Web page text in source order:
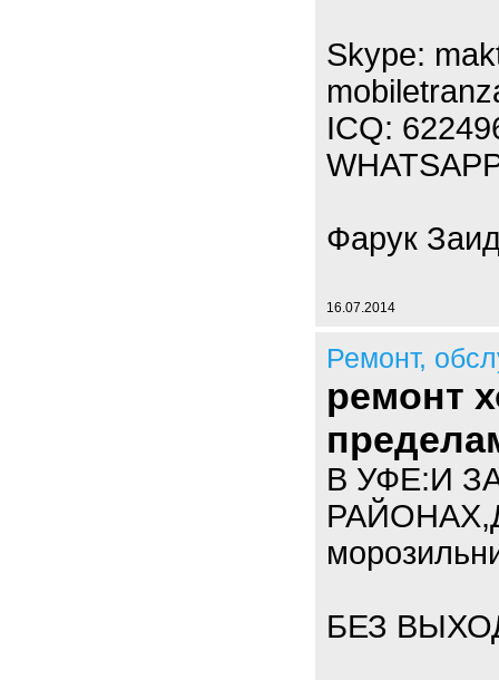
Skype:
ICQ:
Фарук
16.07.2014
Ремонт,
ремонт
В УФЕ:И
БЕЗ